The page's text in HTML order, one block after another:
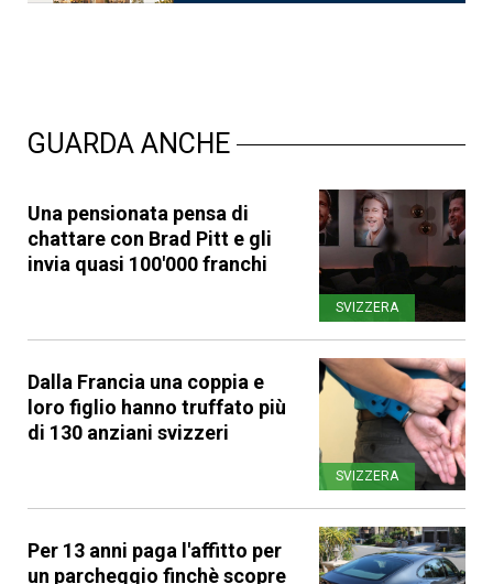
GUARDA ANCHE
Una pensionata pensa di
chattare con Brad Pitt e gli
invia quasi 100'000 franchi
SVIZZERA
Dalla Francia una coppia e
loro figlio hanno truffato più
di 130 anziani svizzeri
SVIZZERA
Per 13 anni paga l'affitto per
un parcheggio finchè scopre